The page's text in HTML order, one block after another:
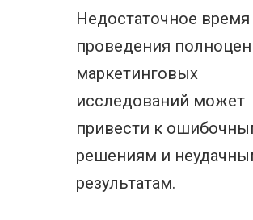
Недостаточное
проведения
маркетинговых
исследований может
привести к
решениям и
результатам.